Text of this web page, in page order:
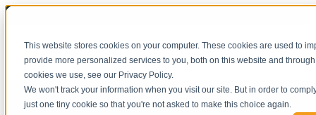
This website stores cookies on your computer. These cookies are used to
provide more personalized services to you, both on this website and
cookies we use, see our Privacy Policy.
We won't track your information when you visit our site. But in order to
just one tiny cookie so that you're not asked to make this choice again.